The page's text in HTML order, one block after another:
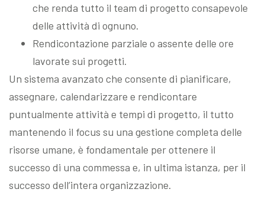
che renda tutto il team di progetto consapevole
delle attività di ognuno.
Rendicontazione parziale o assente delle ore
lavorate sui progetti.
Un sistema avanzato che consente di pianificare,
assegnare, calendarizzare e rendicontare
puntualmente attività e tempi di progetto, il tutto
mantenendo il focus su una gestione completa delle
risorse umane, è fondamentale per ottenere il
successo di una commessa e, in ultima istanza, per il
successo dell’intera organizzazione.